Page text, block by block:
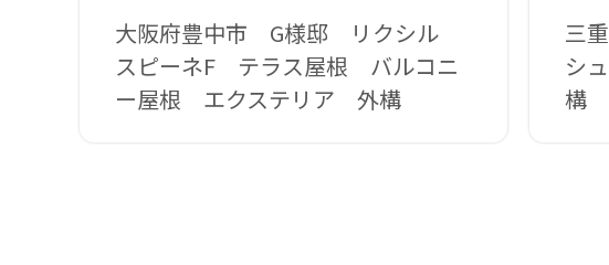
大阪府豊中市 G様邸 リクシル
スピーネF テラス屋根 バルコニ
ー屋根 エクステリア 外構
三
シ
構